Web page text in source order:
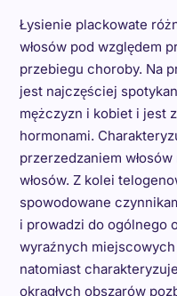
Łysienie plackowate
włosów pod względem
przebiegu choroby. Na
jest najczęściej
mężczyzn i kobiet i jest
hormonami.
przerzedzaniem
włosów. Z kolei
spowodowane
i prowadzi do ogólnego
wyraźnych
natomiast
okrągłych obszarów